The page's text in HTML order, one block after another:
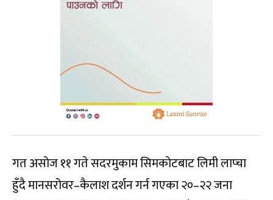
गत असोज ११ गते सदरमुकाम सिमकोटबाट लिमी लाप्चा
हुँदै मानसरोवर–कैलाश दर्शन गर्न गएका २०–२२ जना